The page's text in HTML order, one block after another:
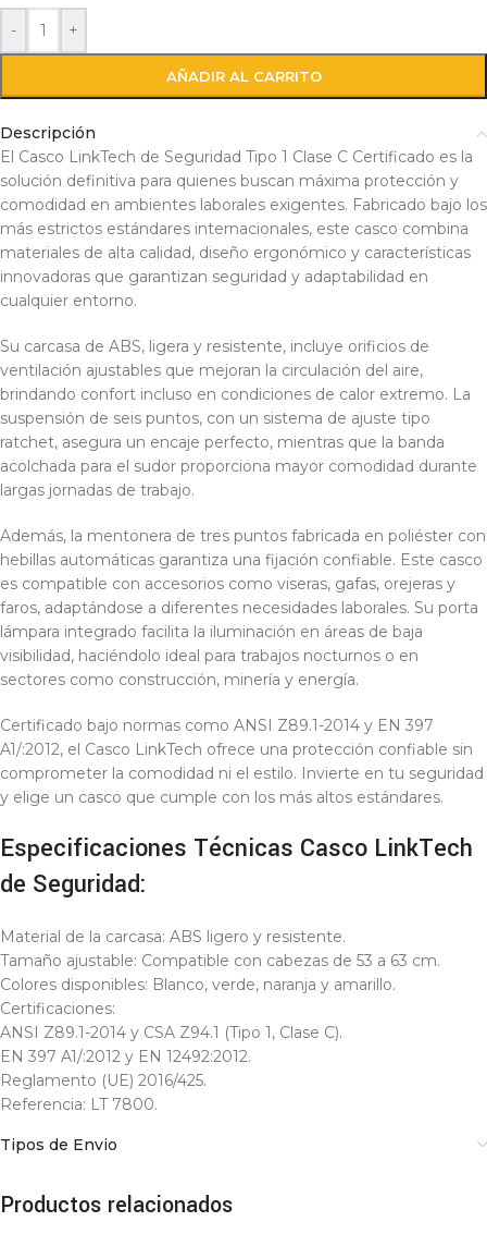
- +
AÑADIR AL CARRITO
Descripción
El Casco LinkTech de Seguridad Tipo 1 Clase C Certificado es la
solución definitiva para quienes buscan máxima protección y
comodidad en ambientes laborales exigentes. Fabricado bajo los
más estrictos estándares internacionales, este casco combina
materiales de alta calidad, diseño ergonómico y características
innovadoras que garantizan seguridad y adaptabilidad en
cualquier entorno.
Su carcasa de ABS, ligera y resistente, incluye orificios de
ventilación ajustables que mejoran la circulación del aire,
brindando confort incluso en condiciones de calor extremo. La
suspensión de seis puntos, con un sistema de ajuste tipo
ratchet, asegura un encaje perfecto, mientras que la banda
acolchada para el sudor proporciona mayor comodidad durante
largas jornadas de trabajo.
Además, la mentonera de tres puntos fabricada en poliéster con
hebillas automáticas garantiza una fijación confiable. Este casco
es compatible con accesorios como viseras, gafas, orejeras y
faros, adaptándose a diferentes necesidades laborales. Su porta
lámpara integrado facilita la iluminación en áreas de baja
visibilidad, haciéndolo ideal para trabajos nocturnos o en
sectores como construcción, minería y energía.
Certificado bajo normas como ANSI Z89.1-2014 y EN 397
A1/:2012, el Casco LinkTech ofrece una protección confiable sin
comprometer la comodidad ni el estilo. Invierte en tu seguridad
y elige un casco que cumple con los más altos estándares.
Especificaciones Técnicas Casco LinkTech
de Seguridad:
Material de la carcasa: ABS ligero y resistente.
Tamaño ajustable: Compatible con cabezas de 53 a 63 cm.
Colores disponibles: Blanco, verde, naranja y amarillo.
Certificaciones:
ANSI Z89.1-2014 y CSA Z94.1 (Tipo 1, Clase C).
EN 397 A1/:2012 y EN 12492:2012.
Reglamento (UE) 2016/425.
Referencia: LT 7800.
Tipos de Envio
Productos relacionados